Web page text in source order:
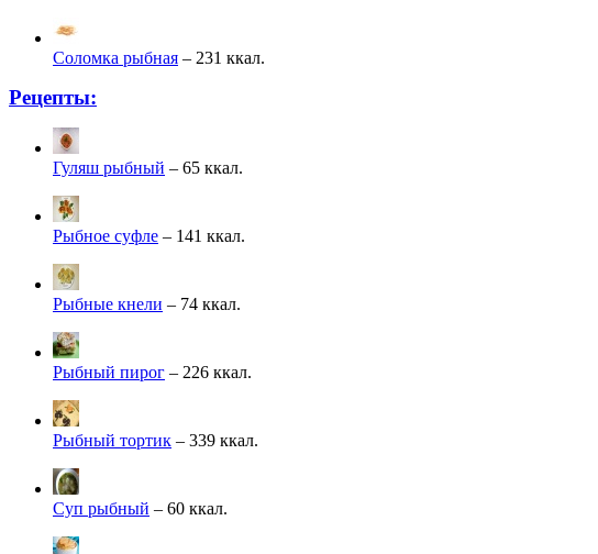
Соломка рыбная – 231 ккал.
Рецепты:
Гуляш рыбный – 65 ккал.
Рыбное суфле – 141 ккал.
Рыбные кнели – 74 ккал.
Рыбный пирог – 226 ккал.
Рыбный тортик – 339 ккал.
Суп рыбный – 60 ккал.